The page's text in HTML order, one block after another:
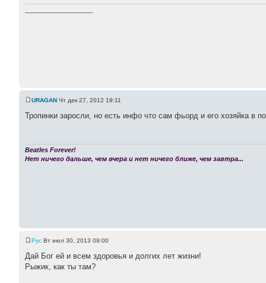
URAGAN Чт дек 27, 2012 19:11
Тропинки заросли, но есть инфо что сам фьорд и его хозяйка в
Beatles Forever!
Нет ничего дальше, чем вчера и нет ничего ближе, чем завтра...
Pyc Вт июл 30, 2013 09:00
Дай Бог ей и всем здоровья и долгих лет жизни!
Рыжик, как ты там?